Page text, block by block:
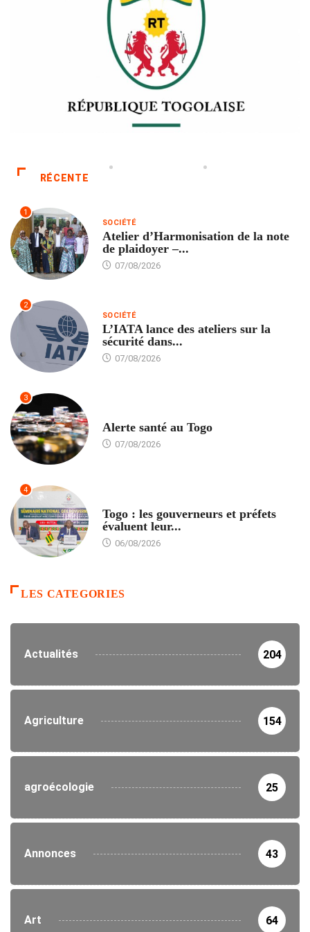
RÉCENTE
1
SOCIÉTÉ
Atelier d’Harmonisation de la note
de plaidoyer –...
07/08/2026
2
SOCIÉTÉ
L’IATA lance des ateliers sur la
sécurité dans...
07/08/2026
3
Alerte santé au Togo
07/08/2026
4
Togo : les gouverneurs et préfets
évaluent leur...
06/08/2026
LES CATEGORIES
Actualités 204
Agriculture 154
agroécologie 25
Annonces 43
Art 64